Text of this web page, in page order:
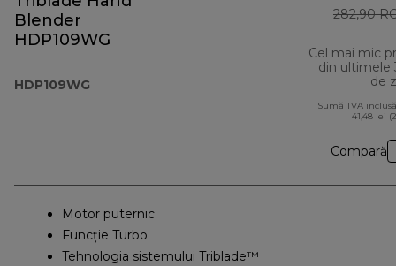
Blender
HDP109WG
HDP109WG
282,90
Cel mai mic
din ultimele
de
Sumă TVA
41,48 lei
Compară
Motor puternic
Funcţie Turbo
Tehnologia sistemului Triblade™